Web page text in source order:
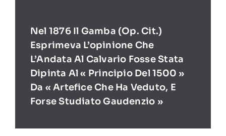
Nel 1876 Il Gamba (op. Cit.)
Esprimeva L’opinione Che
L’Andata Al Calvario Fosse Stata
Dipinta Al « Principio Del 1500 »
Da « Artefice Che Ha Veduto, E
Forse Studiato Gaudenzio »